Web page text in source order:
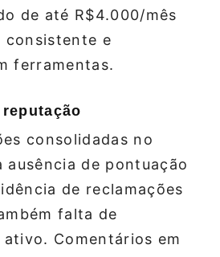
de até R$4.000/mês
consistente e
ferramentas.
consolidadas no
ausência de pontuação
de reclamações
falta de
Comentários em